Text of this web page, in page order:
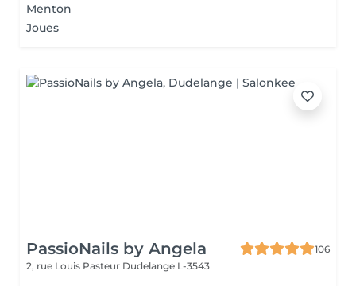
Menton
Joues
PassioNails by Angela
106
2, rue Louis Pasteur Dudelange L-3543